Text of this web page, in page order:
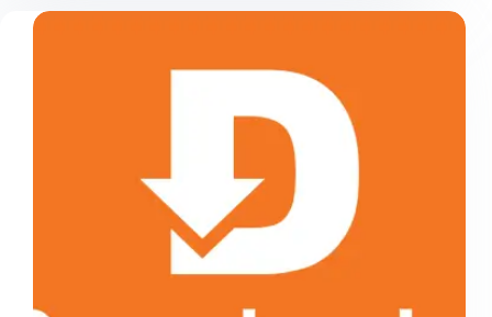
Une
Appréciée